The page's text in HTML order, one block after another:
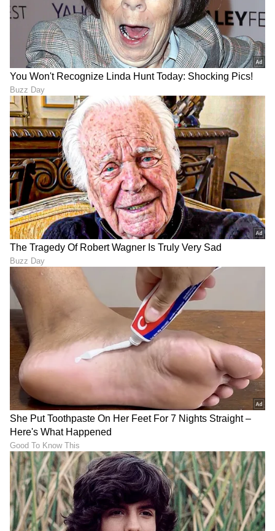
ಯಶಸ್ಸು? ಯಾರ ಬಜೆಟ್ ಖಾಲಿ?
ಮೀನ ಸೇರಿದಂತೆ ನಾಲ್ಕು ರಾಶಿಗೆ
ವೃತ್ತಿ ಲಾಭಗಳು ಮತ್ತು ಸಂತೋಷ
LATEST VIDEOS
"ರಾಜಕೀಯ ಬೇಡ, ಸಿನಿಮಾನೇ ಪ್ರಾಣ":
ಕನಕೋತ್ಸವದಲ್ಲಿ ರಿಷಬ್ ಶೆಟ್ಟಿ | Rishab
Shetty speech | Suvarna News
ಶೇ.50 ರಿಂದ ಶೇ.18 ಕ್ಕೆ TAX ಇಳಿಕೆ: ಮೋದಿ-
ಟ್ರಂಪ್ ಐತಿಹಾಸಿಕ ಒಪ್ಪಂದ | India US
Trade Deal | Party Rounds